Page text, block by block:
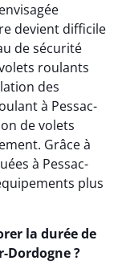
devient difficile
de sécurité
roulants
des
à Pessac-
de volets
Grâce à
à Pessac-
plus
la durée de
Dordogne ?